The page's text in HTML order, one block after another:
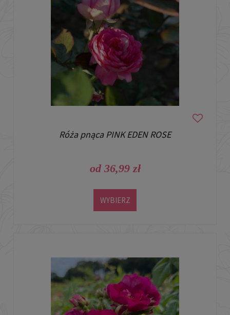
Róża pnąca PINK EDEN ROSE
od 36,99 zł
WYBIERZ